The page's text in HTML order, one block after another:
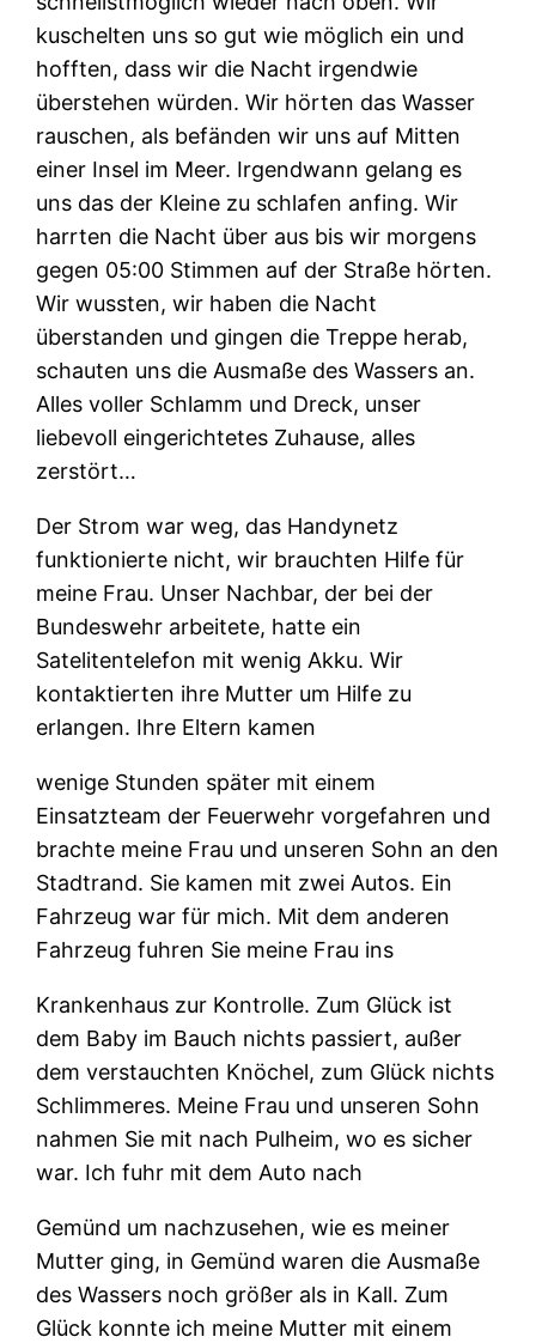
kuschelten uns so gut wie möglich ein und
hofften, dass wir die Nacht irgendwie
überstehen würden. Wir hörten das Wasser
rauschen, als befänden wir uns auf Mitten
einer Insel im Meer. Irgendwann gelang es
uns das der Kleine zu schlafen anfing. Wir
harrten die Nacht über aus bis wir morgens
gegen 05:00 Stimmen auf der Straße hörten.
Wir wussten, wir haben die Nacht
überstanden und gingen die Treppe herab,
schauten uns die Ausmaße des Wassers an.
Alles voller Schlamm und Dreck, unser
liebevoll eingerichtetes Zuhause, alles
zerstört…
Der Strom war weg, das Handynetz
funktionierte nicht, wir brauchten Hilfe für
meine Frau. Unser Nachbar, der bei der
Bundeswehr arbeitete, hatte ein
Satelitentelefon mit wenig Akku. Wir
kontaktierten ihre Mutter um Hilfe zu
erlangen. Ihre Eltern kamen
wenige Stunden später mit einem
Einsatzteam der Feuerwehr vorgefahren und
brachte meine Frau und unseren Sohn an den
Stadtrand. Sie kamen mit zwei Autos. Ein
Fahrzeug war für mich. Mit dem anderen
Fahrzeug fuhren Sie meine Frau ins
Krankenhaus zur Kontrolle. Zum Glück ist
dem Baby im Bauch nichts passiert, außer
dem verstauchten Knöchel, zum Glück nichts
Schlimmeres. Meine Frau und unseren Sohn
nahmen Sie mit nach Pulheim, wo es sicher
war. Ich fuhr mit dem Auto nach
Gemünd um nachzusehen, wie es meiner
Mutter ging, in Gemünd waren die Ausmaße
des Wassers noch größer als in Kall. Zum
Glück konnte ich meine Mutter mit einem